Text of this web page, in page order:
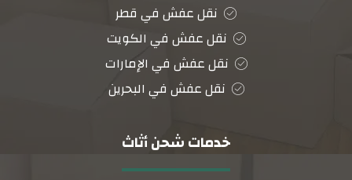
نقل عفش في قطر
نقل عفش في الكويت
نقل عفش في الإمارات
نقل عفش في البحرين
خدمات شحن أثاث